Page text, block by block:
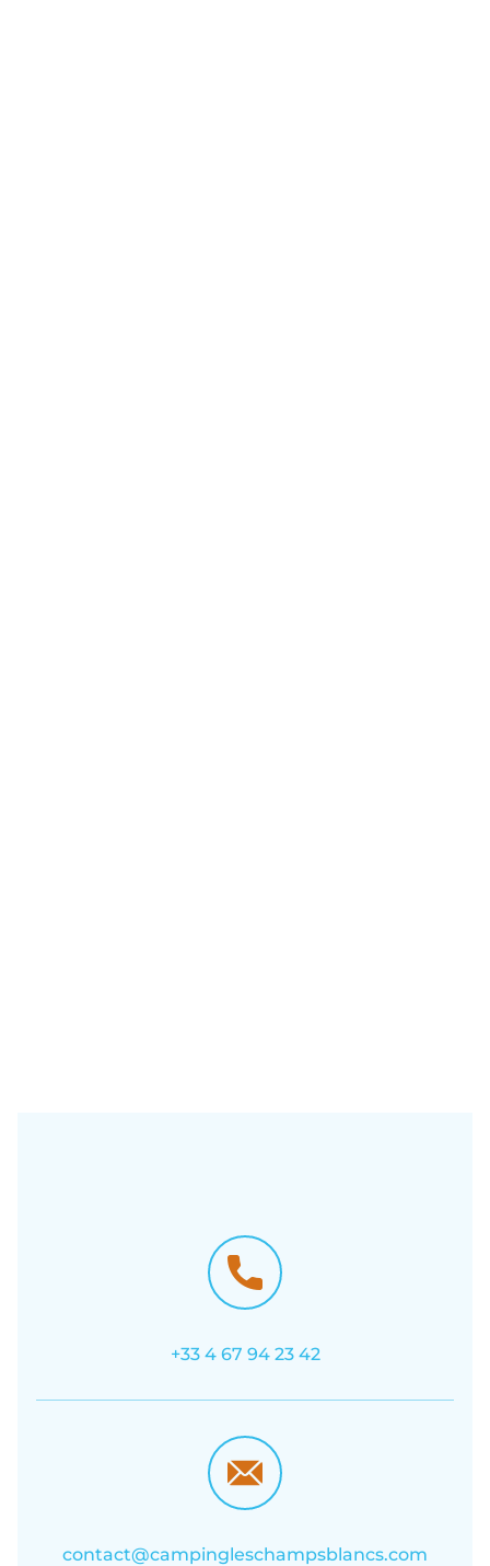
+33 4 67 94 23 42
contact@campingleschampsblancs.com